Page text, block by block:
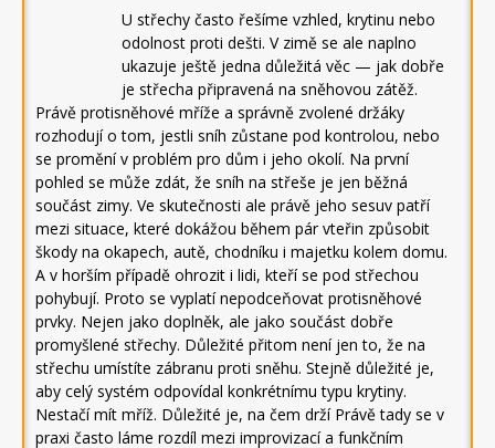
U střechy často řešíme vzhled, krytinu nebo
odolnost proti dešti. V zimě se ale naplno
ukazuje ještě jedna důležitá věc — jak dobře
je střecha připravená na sněhovou zátěž.
Právě protisněhové mříže a správně zvolené držáky
rozhodují o tom, jestli sníh zůstane pod kontrolou, nebo
se promění v problém pro dům i jeho okolí. Na první
pohled se může zdát, že sníh na střeše je jen běžná
součást zimy. Ve skutečnosti ale právě jeho sesuv patří
mezi situace, které dokážou během pár vteřin způsobit
škody na okapech, autě, chodníku i majetku kolem domu.
A v horším případě ohrozit i lidi, kteří se pod střechou
pohybují. Proto se vyplatí nepodceňovat protisněhové
prvky. Nejen jako doplněk, ale jako součást dobře
promyšlené střechy. Důležité přitom není jen to, že na
střechu umístíte zábranu proti sněhu. Stejně důležité je,
aby celý systém odpovídal konkrétnímu typu krytiny.
Nestačí mít mříž. Důležité je, na čem drží Právě tady se v
praxi často láme rozdíl mezi improvizací a funkčním